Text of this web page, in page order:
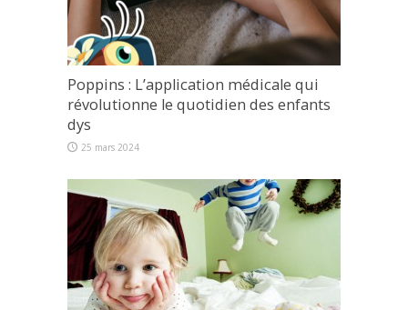
Poppins : L’application médicale qui
révolutionne le quotidien des enfants
dys
25 mars 2024